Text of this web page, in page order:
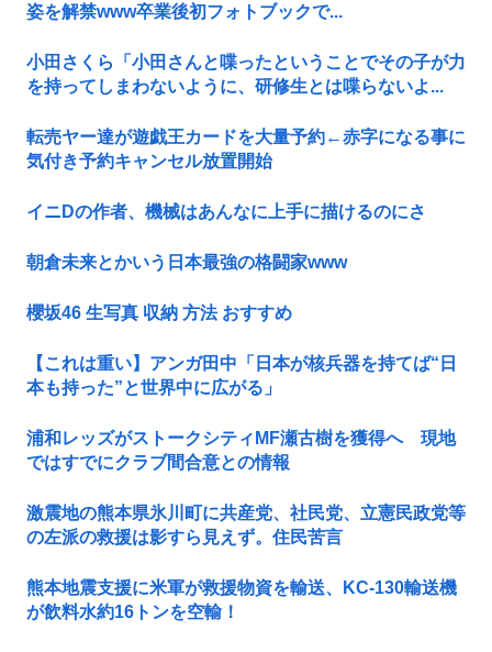
姿を解禁www卒業後初フォトブックで...
小田さくら「小田さんと喋ったということでその子が力
を持ってしまわないように、研修生とは喋らないよ...
転売ヤー達が遊戯王カードを大量予約←赤字になる事に
気付き予約キャンセル放置開始
イニDの作者、機械はあんなに上手に描けるのにさ
朝倉未来とかいう日本最強の格闘家www
櫻坂46 生写真 収納 方法 おすすめ
【これは重い】アンガ田中「日本が核兵器を持てば“日
本も持った”と世界中に広がる」
浦和レッズがストークシティMF瀬古樹を獲得へ 現地
ではすでにクラブ間合意との情報
激震地の熊本県氷川町に共産党、社民党、立憲民政党等
の左派の救援は影すら見えず。住民苦言
熊本地震支援に米軍が救援物資を輸送、KC-130輸送機
が飲料水約16トンを空輸！